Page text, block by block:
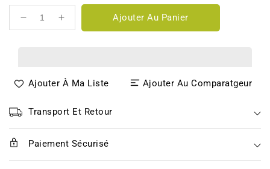
Réduire
Carolina
Chili
Augmenter
Carolina
Chili
Ajouter Au Panier
Ajouter À Ma Liste Ajouter Au Comparatgeur
Transport Et Retour
Paiement Sécurisé